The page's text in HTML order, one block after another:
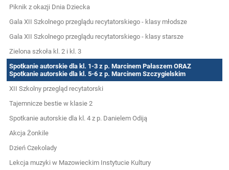
Piknik z okazji Dnia Dziecka
Gala XII Szkolnego przeglądu recytatorskiego - klasy młodsze
Gala XII Szkolnego przeglądu recytatorskiego - klasy starsze
Zielona szkoła kl. 2 i kl. 3
Spotkanie autorskie dla kl. 1-3 z p. Marcinem Pałaszem ORAZ
Spotkanie autorskie dla kl. 5-6 z p. Marcinem Szczygielskim
XII Szkolny przegląd recytatorski
Tajemnicze bestie w klasie 2
Spotkanie autorskie dla kl. 4 z p. Danielem Odiją
Akcja Żonkile
Dzień Czekolady
Lekcja muzyki w Mazowieckim Instytucie Kultury